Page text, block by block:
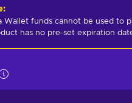
:
Wallet funds cannot be used to
has no pre-set expiration